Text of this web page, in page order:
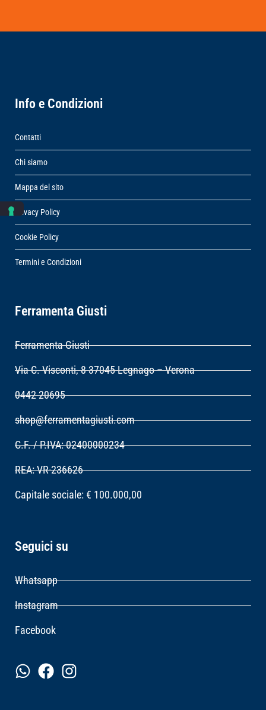
Info e Condizioni
Contatti
Chi siamo
Mappa del sito
Privacy Policy
Cookie Policy
Termini e Condizioni
Ferramenta Giusti
Ferramenta Giusti
Via C. Visconti, 8 37045 Legnago – Verona
0442 20695
shop@ferramentagiusti.com
C.F. / P.IVA: 02400000234
REA: VR-236626
Capitale sociale: € 100.000,00
Seguici su
Whatsapp
Instagram
Facebook